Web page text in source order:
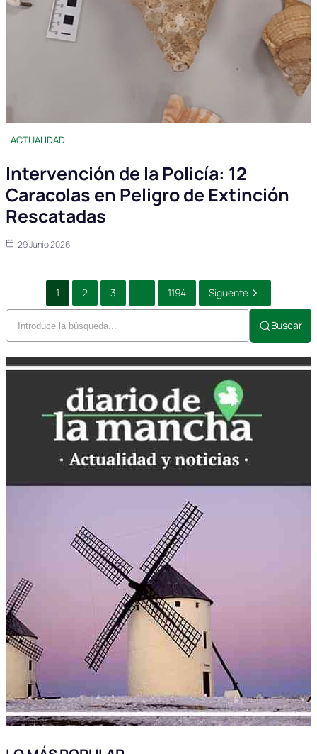
ACTUALIDAD
Intervención de la Policía: 12
Caracolas en Peligro de Extinción
Rescatadas
29 Junio 2026
1 2 3 ... 1194 Siguente
Buscar